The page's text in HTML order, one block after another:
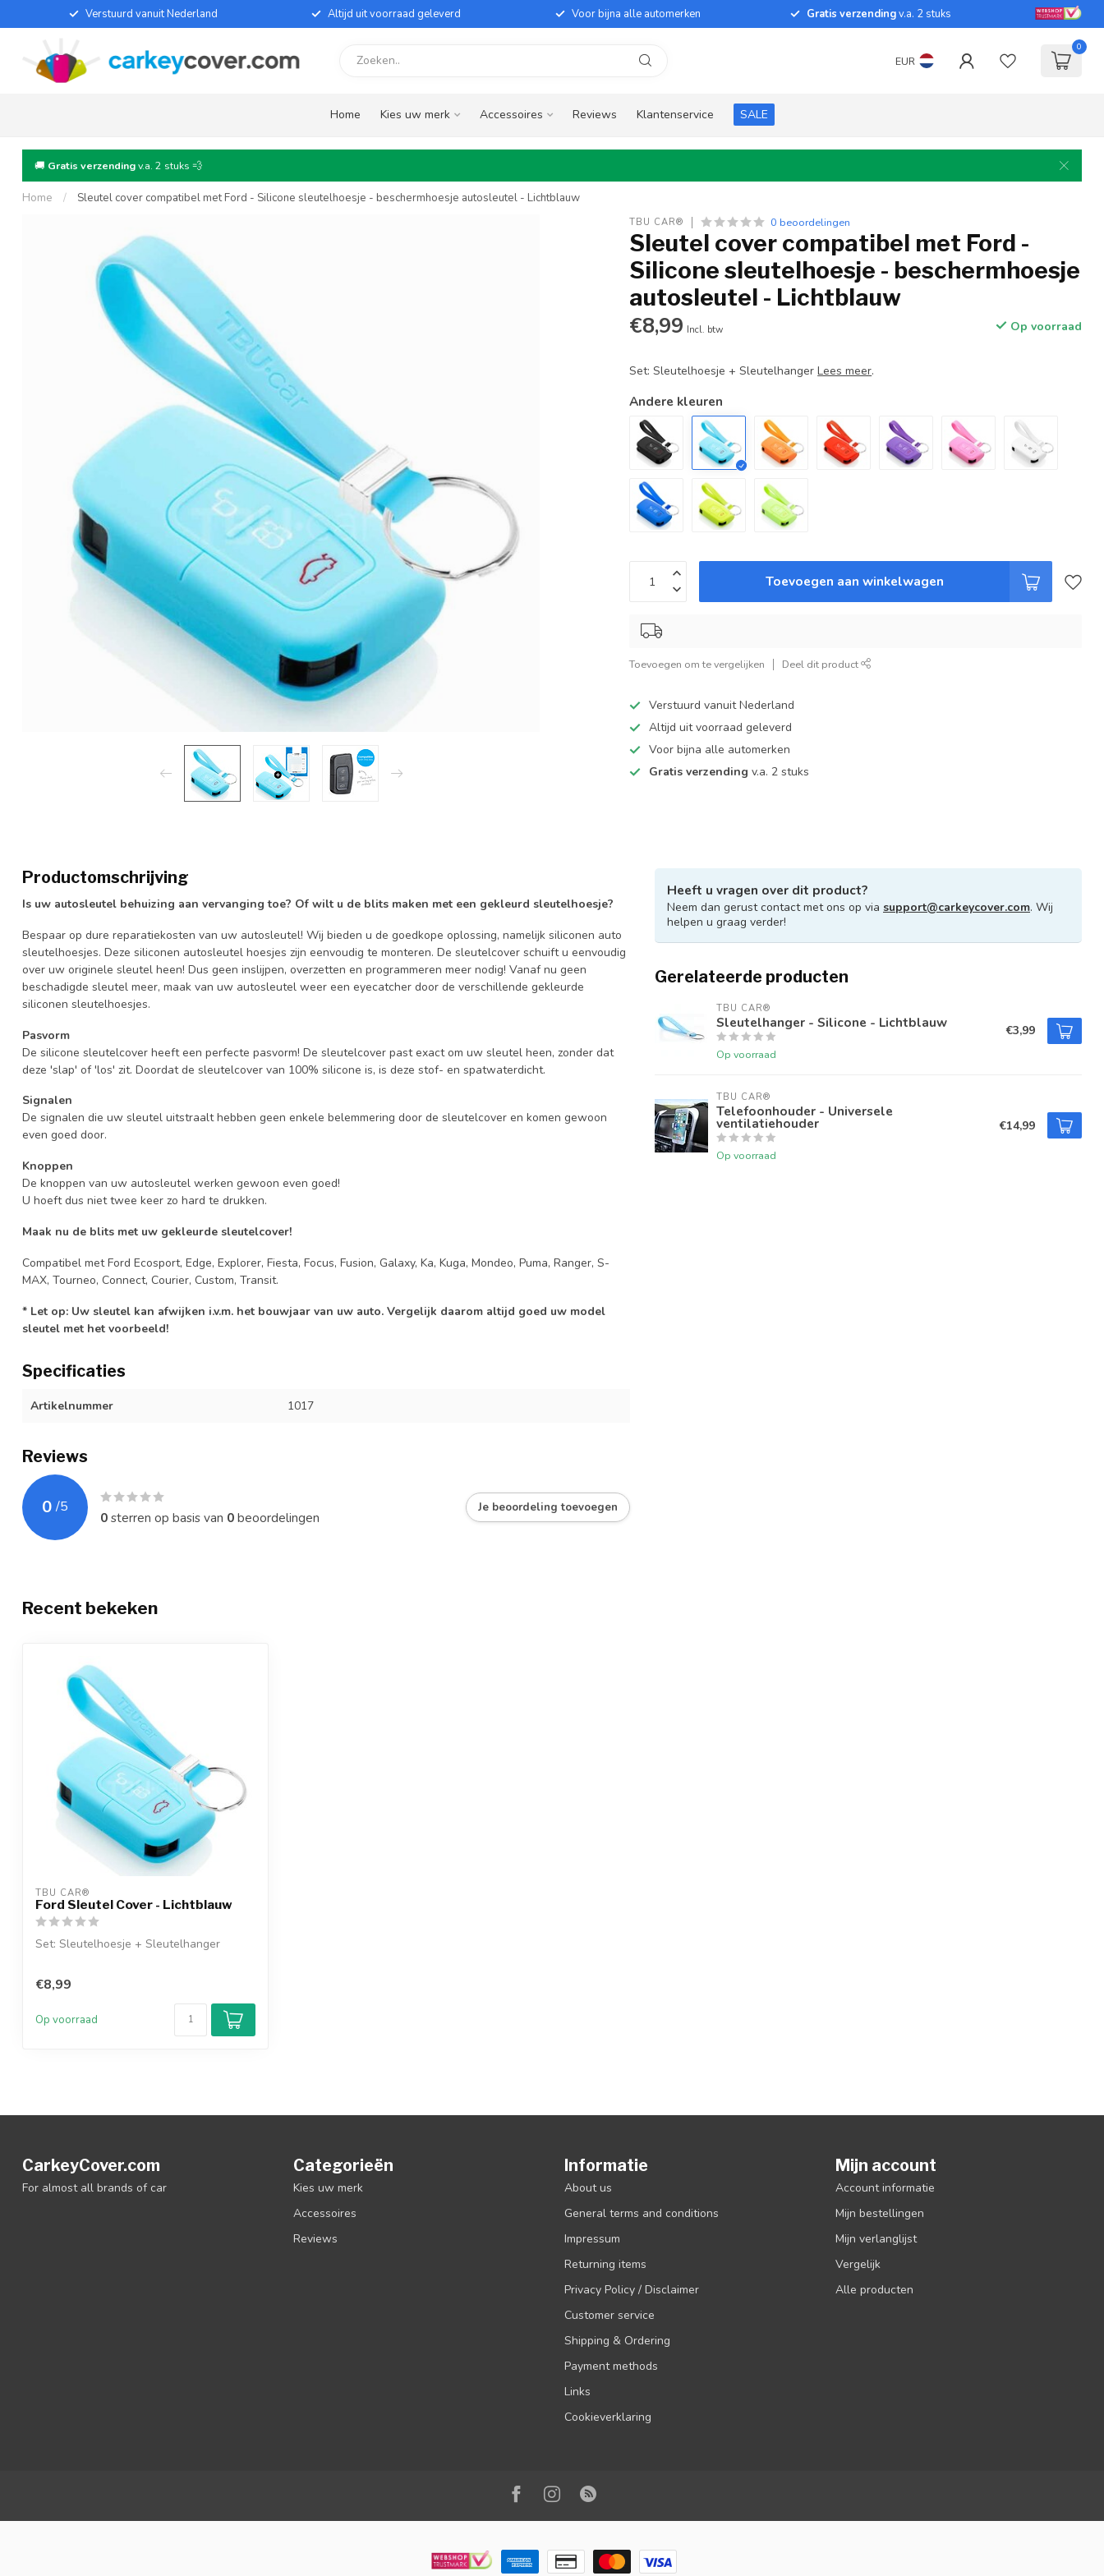
Verstuurd vanuit Nederland Altijd uit voorraad geleverd Voor bijna alle automerken Gratis verzendingv.a. 2 stuks
EUR
0
Home Kies uw merk Accessoires Reviews Klantenservice SALE
🚚 Gratis verzendingv.a. 2 stuks 💨
Home / Sleutel cover compatibel met Ford - Silicone sleutelhoesje - beschermhoesje autosleutel - Lichtblauw
TBU CAR® 0 beoordelingen
Sleutel cover compatibel met Ford -
Silicone sleutelhoesje - beschermhoesje
autosleutel - Lichtblauw
€8,99 Incl. btw Op voorraad
Set: Sleutelhoesje + SleutelhangerLees meer.
Andere kleuren
Toevoegen aan winkelwagen
Toevoegen om te vergelijken Deel dit product
Verstuurd vanuit Nederland
Altijd uit voorraad geleverd
Voor bijna alle automerken
Gratis verzending v.a. 2 stuks
Productomschrijving
Is uw autosleutel behuizing aan vervanging toe? Of wilt u de blits maken met een gekleurd sleutelhoesje?
Bespaar op dure reparatiekosten van uw autosleutel! Wij bieden u de goedkope oplossing, namelijk siliconen auto
sleutelhoesjes. Deze siliconen autosleutel hoesjes zijn eenvoudig te monteren. De sleutelcover schuift u eenvoudig
over uw originele sleutel heen! Dus geen inslijpen, overzetten en programmeren meer nodig! Vanaf nu geen
beschadigde sleutel meer, maak van uw autosleutel weer een eyecatcher door de verschillende gekleurde
siliconen sleutelhoesjes.
Pasvorm
De silicone sleutelcover heeft een perfecte pasvorm! De sleutelcover past exact om uw sleutel heen, zonder dat
deze 'slap' of 'los' zit. Doordat de sleutelcover van 100% silicone is, is deze stof- en spatwaterdicht.
Signalen
De signalen die uw sleutel uitstraalt hebben geen enkele belemmering door de sleutelcover en komen gewoon
even goed door.
Knoppen
De knoppen van uw autosleutel werken gewoon even goed!
U hoeft dus niet twee keer zo hard te drukken.
Maak nu de blits met uw gekleurde sleutelcover!
Compatibel met Ford Ecosport, Edge, Explorer, Fiesta, Focus, Fusion, Galaxy, Ka, Kuga, Mondeo, Puma, Ranger, S-
MAX, Tourneo, Connect, Courier, Custom, Transit.
* Let op: Uw sleutel kan afwijken i.v.m. het bouwjaar van uw auto. Vergelijk daarom altijd goed uw model
sleutel met het voorbeeld!
Specificaties
Artikelnummer 1017
Reviews
0 /5
0sterren op basis van 0beoordelingen
Je beoordeling toevoegen
Heeft u vragen over dit product?
Neem dan gerust contact met ons op via support@carkeycover.com. Wij
helpen u graag verder!
Gerelateerde producten
TBU CAR®
Sleutelhanger - Silicone - Lichtblauw
Op voorraad
€3,99
TBU CAR®
Telefoonhouder - Universele
ventilatiehouder
Op voorraad
€14,99
Recent bekeken
TBU CAR®
Ford Sleutel Cover - Lichtblauw
Set: Sleutelhoesje + Sleutelhanger
€8,99
Op voorraad
CarkeyCover.com
For almost all brands of car
Categorieën
Kies uw merk
Accessoires
Reviews
Informatie
About us
General terms and conditions
Impressum
Returning items
Privacy Policy / Disclaimer
Customer service
Shipping & Ordering
Payment methods
Links
Cookieverklaring
Mijn account
Account informatie
Mijn bestellingen
Mijn verlanglijst
Vergelijk
Alle producten